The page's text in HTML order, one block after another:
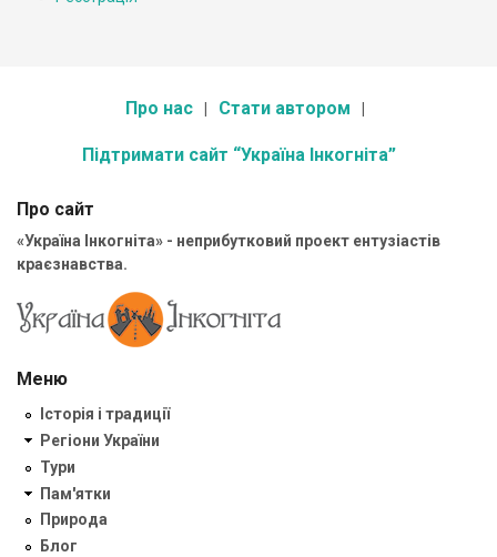
Про нас Стати автором
Підтримати сайт “Україна Інкогніта”
Про сайт
«Україна Інкогніта» - неприбутковий проект ентузіастів
краєзнавства.
Меню
Історія і традиції
Регіони України
Тури
Пам'ятки
Природа
Блог